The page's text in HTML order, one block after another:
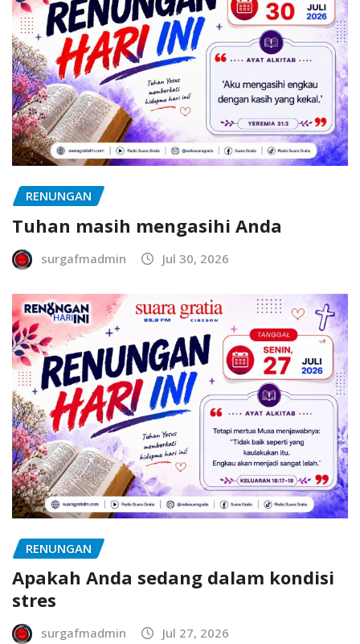
RENUNGAN
Tuhan masih mengasihi Anda
surgafmadmin Jul 30, 2026
RENUNGAN
Apakah Anda sedang dalam kondisi
stres
surgafmadmin Jul 27, 2026